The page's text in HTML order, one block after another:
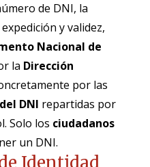
de DNI, la
y validez,
Nacional de
la Dirección
por las
DNI repartidas por
Solo los ciudadanos
un DNI.